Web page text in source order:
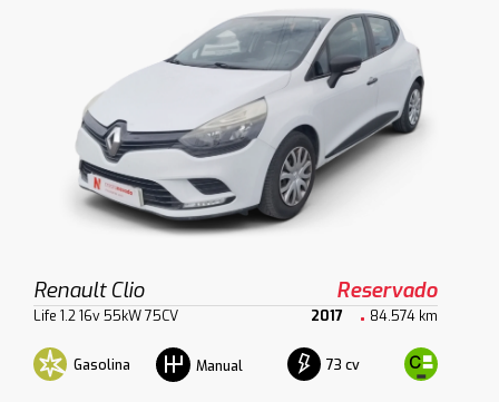
Renault Clio Reservado
Life 1.2 16v 55kW 75CV 2017 84.574 km
Gasolina Manual 73 cv